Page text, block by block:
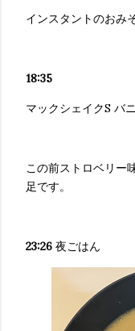
インスタントのおみ
18:35
マックシェイクS バ
この前ストロベリー
足です。
23:26 夜ごはん